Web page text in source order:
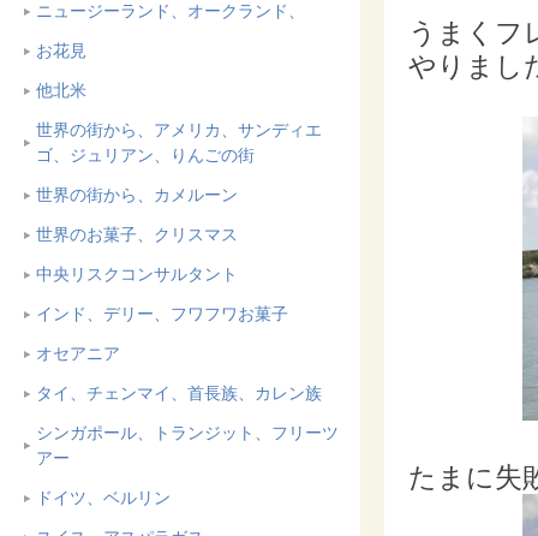
ニュージーランド、オークランド、
お花見
他北米
世界の街から、アメリカ、サンディエ
ゴ、ジュリアン、りんごの街
世界の街から、カメルーン
世界のお菓子、クリスマス
中央リスクコンサルタント
インド、デリー、フワフワお菓子
オセアニア
タイ、チェンマイ、首長族、カレン族
シンガポール、トランジット、フリーツ
アー
ドイツ、ベルリン
うまくフ
やりまし
たまに失